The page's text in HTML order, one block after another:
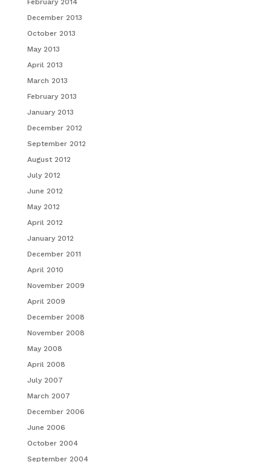
December 2013
October 2013
May 2013
April 2013
March 2013
February 2013
January 2013
December 2012
September 2012
August 2012
July 2012
June 2012
May 2012
April 2012
January 2012
December 2011
April 2010
November 2009
April 2009
December 2008
November 2008
May 2008
April 2008
July 2007
March 2007
December 2006
June 2006
October 2004
September 2004